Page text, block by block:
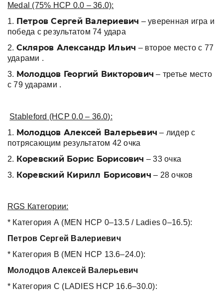
Medal (75% HCP 0.0 – 36.0):
1. Петров Сергей Валериевич – уверенная игра и
победа с результатом 74 удара
2. Скляров Александр Ильич – второе место с 77
ударами .
3. Молодцов Георгий Викторович – третье место
с 79 ударами .
Stableford (HCP 0.0 – 36.0):
1. Молодцов Алексей Валерьевич – лидер с
потрясающим результатом 42 очка
2. Коревский Борис Борисович – 33 очка
3. Коревский Кирилл Борисович – 28 очков
RGS Категории:
* Категория А (MEN HCP 0–13.5 / Ladies 0–16.5):
Петров Сергей Валериевич
* Категория B (MEN HCP 13.6–24.0):
Молодцов Алексей Валерьевич
* Категория C (LADIES HCP 16.6–30.0):